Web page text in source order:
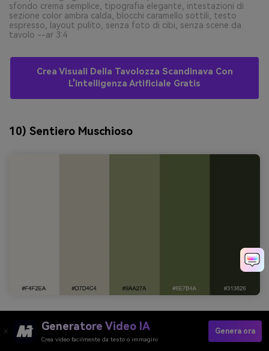
sfondo crema semplice, tipografia elegante, intestazioni di
sezione color ambra calda, blocchi caramello sottili, testo
espresso, layout pulito, senza foto di cibi, senza scene da
tavolo --ar 3:4
Crea Visuali Della Tavolozza Scandinava Con
L'intelligenza Artificiale Gratis
10) Sentiero Muschioso
#313826Generatore Video IA
Crea video facilmente da testo o immagini
Genera ora